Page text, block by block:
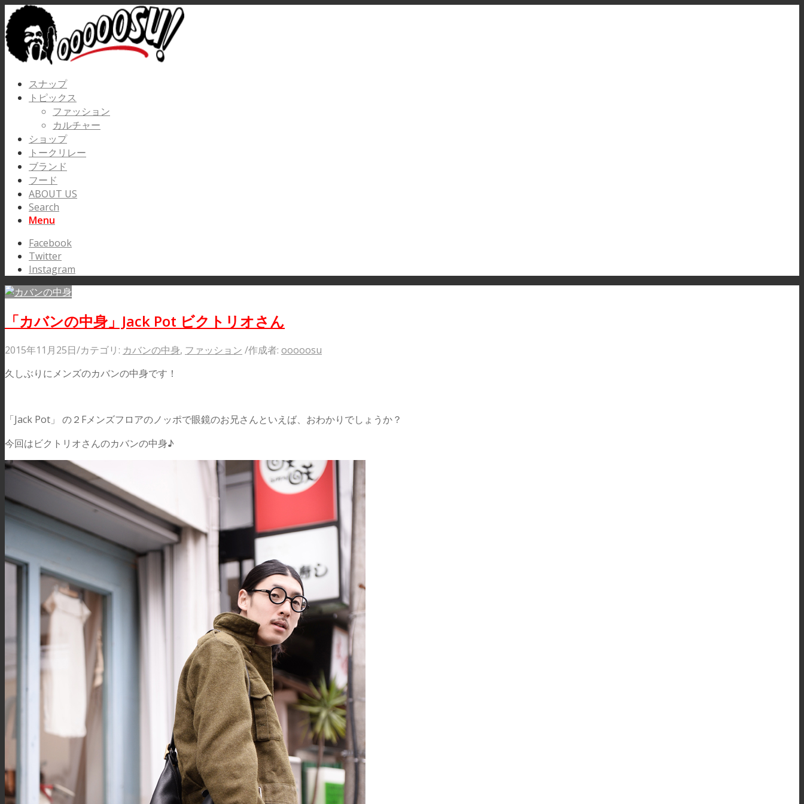
スナップ
トピックス
ファッション
カルチャー
ショップ
トークリレー
ブランド
フード
ABOUT US
Search
Menu
Facebook
Twitter
Instagram
「カバンの中身」Jack Pot ビクトリオさん
2015年11月25日/カテゴリ: カバンの中身, ファッション /作成者: ooooosu
久しぶりにメンズのカバンの中身です！
「Jack Pot」 の２Fメンズフロアのノッポで眼鏡のお兄さんといえば、おわかりでしょうか？
今回はビクトリオさんのカバンの中身♪